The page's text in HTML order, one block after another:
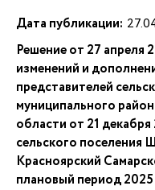
Дата публикации:
Решение от 27
изменений и
представителей
муниципального
области от 21
сельского поселения
Красноярский
плановый период